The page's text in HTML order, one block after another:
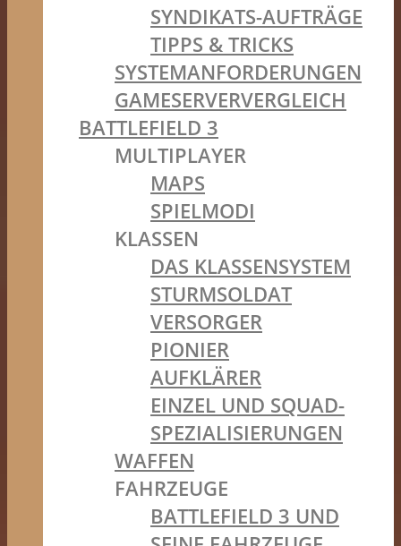
SYNDIKATS-AUFTRÄGE
TIPPS & TRICKS
SYSTEMANFORDERUNGEN
GAMESERVERVERGLEICH
BATTLEFIELD 3
MULTIPLAYER
MAPS
SPIELMODI
KLASSEN
DAS KLASSENSYSTEM
STURMSOLDAT
VERSORGER
PIONIER
AUFKLÄRER
EINZEL UND SQUAD-
SPEZIALISIERUNGEN
WAFFEN
FAHRZEUGE
BATTLEFIELD 3 UND